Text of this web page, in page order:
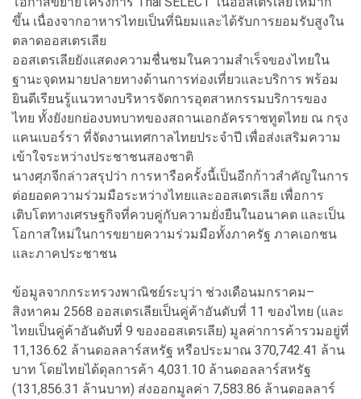
ขึ้น เนื่องจากอาหารไทยเป็นที่นิยมและได้รับการยอมรับสูงใน
ตลาดออสเตรเลีย
ออสเตรเลียยังแสดงความชื่นชมในความสำเร็จของไทยใน
ฐานะจุดหมายปลายทางด้านการท่องเที่ยวและบริการ พร้อม
ยินดีเรียนรู้แนวทางบริหารจัดการอุตสาหกรรมบริการของ
ไทย ทั้งยังยกย่องบทบาทของสถานเอกอัครราชทูตไทย ณ กรุง
แคนเบอร์รา ที่จัดงานเทศกาลไทยประจำปี เพื่อส่งเสริมความ
เข้าใจระหว่างประชาชนสองชาติ
นางศุภจีกล่าวสรุปว่า การหารือครั้งนี้เป็นอีกก้าวสำคัญในการ
ต่อยอดความร่วมมือระหว่างไทยและออสเตรเลีย เพื่อการ
เติบโตทางเศรษฐกิจที่ควบคู่กับความยั่งยืนในอนาคต และเป็น
โอกาสใหม่ในการขยายความร่วมมือทั้งภาครัฐ ภาคเอกชน
และภาคประชาชน
ข้อมูลจากกระทรวงพาณิชย์ระบุว่า ช่วงเดือนมกราคม–
สิงหาคม 2568 ออสเตรเลียเป็นคู่ค้าอันดับที่ 11 ของไทย (และ
ไทยเป็นคู่ค้าอันดับที่ 9 ของออสเตรเลีย) มูลค่าการค้ารวมอยู่ที่
11,136.62 ล้านดอลลาร์สหรัฐ หรือประมาณ 370,742.41 ล้าน
บาท โดยไทยได้ดุลการค้า 4,031.10 ล้านดอลลาร์สหรัฐ
(131,856.31 ล้านบาท) ส่งออกมูลค่า 7,583.86 ล้านดอลลาร์